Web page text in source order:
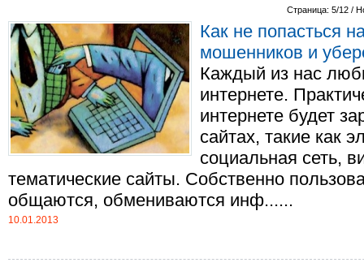
Страница: 5/12 /
Как не попасться
мошенников и
Каждый из нас
интернете.
интернете будет
сайтах, такие как
социальная сеть,
тематические сайты. Собственно
общаются, обмениваются инф......
10.01.2013